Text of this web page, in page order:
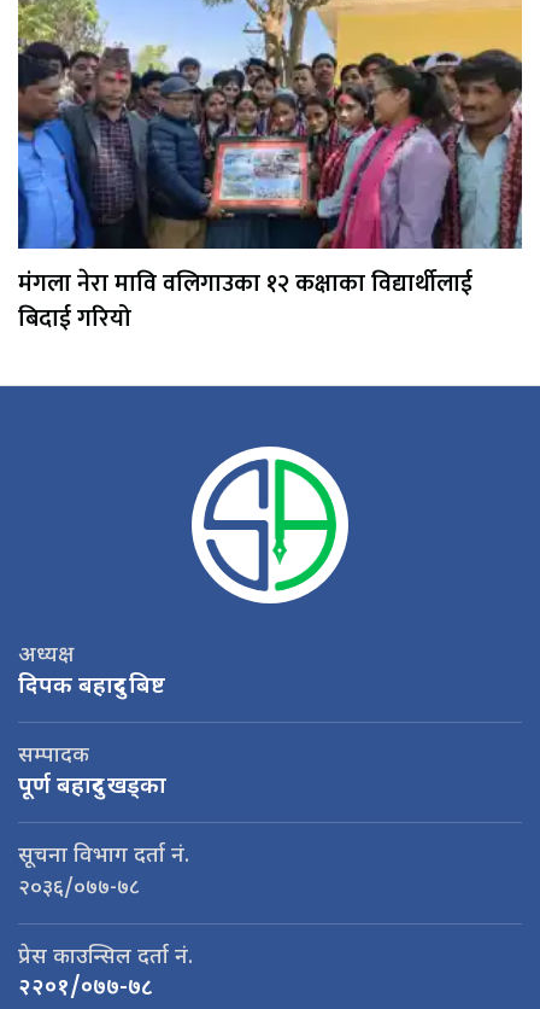
मंगला नेरा मावि वलिगाउका १२ कक्षाका विद्यार्थीलाई
बिदाई गरियो
अध्यक्ष
दिपक बहादुर बिष्ट
सम्पादक
पूर्ण बहादुर खड्का
सूचना विभाग दर्ता नं.
२०३६/०७७-७८
प्रेस काउन्सिल दर्ता नं.
२२०१/०७७-७८